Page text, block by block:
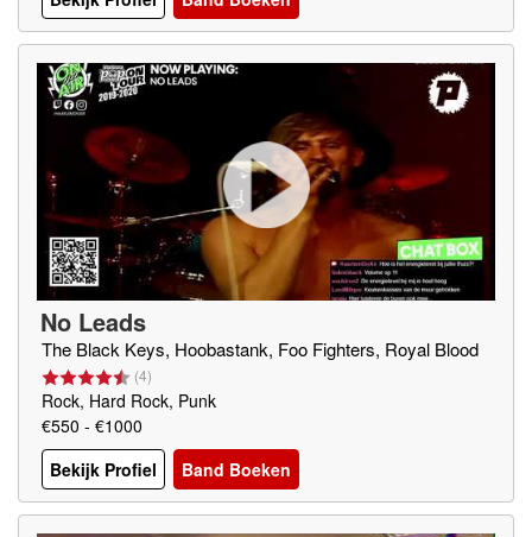
No Leads
The Black Keys, Hoobastank, Foo Fighters, Royal Blood
(4)
Rock, Hard Rock, Punk
€550 - €1000
Bekijk Profiel
Band Boeken